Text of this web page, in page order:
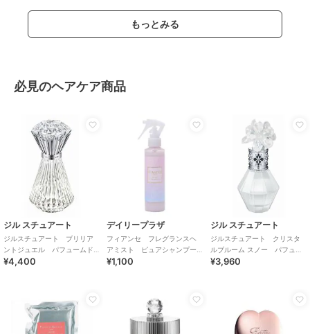
もっとみる
必見のヘアケア商品
ジル スチュアート
ジルスチュアート ブリリア
ントジュエル パフュームド
ヘアミスト
¥4,400
デイリープラザ
フィアンセ フレグランスヘ
アミスト ピュアシャンプー
の香り
¥1,100
ジル スチュアート
ジルスチュアート クリスタ
ルブルーム スノー パフュー
ムド ヘアミスト
¥3,960